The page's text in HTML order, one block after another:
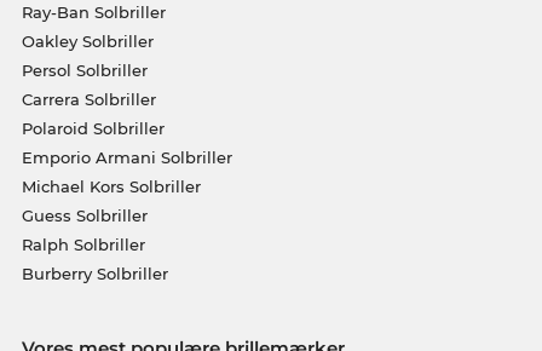
Ray-Ban Solbriller
Oakley Solbriller
Persol Solbriller
Carrera Solbriller
Polaroid Solbriller
Emporio Armani Solbriller
Michael Kors Solbriller
Guess Solbriller
Ralph Solbriller
Burberry Solbriller